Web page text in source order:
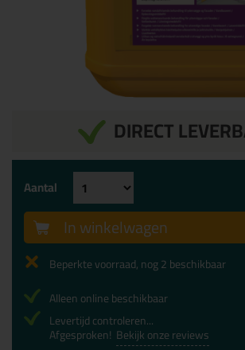
DIRECT
Aantal
In winkelwagen
Beperkte voorraad, nog 2 beschikbaar
Alleen online beschikbaar
Levertijd controleren...
Afgesproken! Bekijk onze reviews